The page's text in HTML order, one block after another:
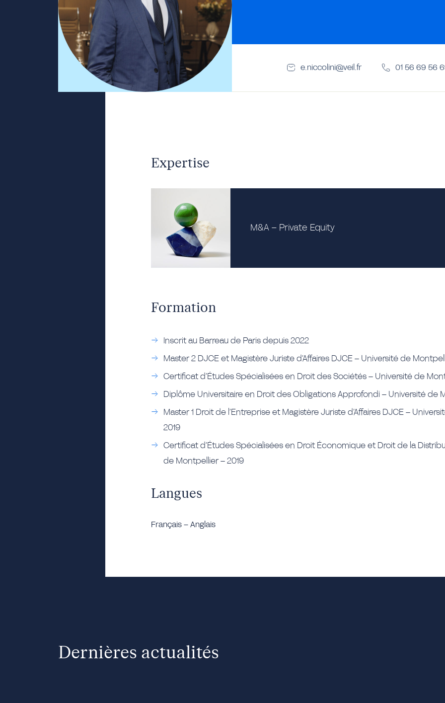
e.niccolini@veil.fr 01 56 69 56
Expertise
M&A – Private Equity
Formation
Inscrit au Barreau de Paris depuis 2022
Master 2 DJCE et Magistère Juriste d’Affaires DJCE – Université de
Certificat d’Études Spécialisées en Droit des Sociétés – Université de
Diplôme Universitaire en Droit des Obligations Approfondi – Université de
Master 1 Droit de l’Entreprise et Magistère Juriste d’Affaires DJCE –
2019
Certificat d’Études Spécialisées en Droit Économique et Droit de la
de Montpellier – 2019
Langues
Français – Anglais
Dernières actualités